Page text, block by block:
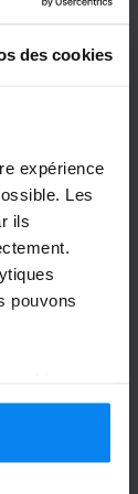
des cookies
expérience
Les
ils
pouvons
pays,
tout
Politique
abholen
10